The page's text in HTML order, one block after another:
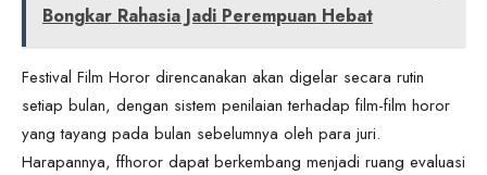
Bongkar Rahasia Jadi Perempuan Hebat
Festival Film Horor direncanakan akan digelar secara rutin
setiap bulan, dengan sistem penilaian terhadap film-film horor
yang tayang pada bulan sebelumnya oleh para juri.
Harapannya, ffhoror dapat berkembang menjadi ruang evaluasi